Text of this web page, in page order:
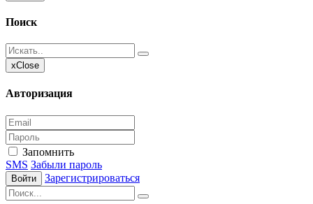
Поиск
xClose
Авторизация
Запомнить
SMS Забыли пароль
Войти Зарегистрироваться